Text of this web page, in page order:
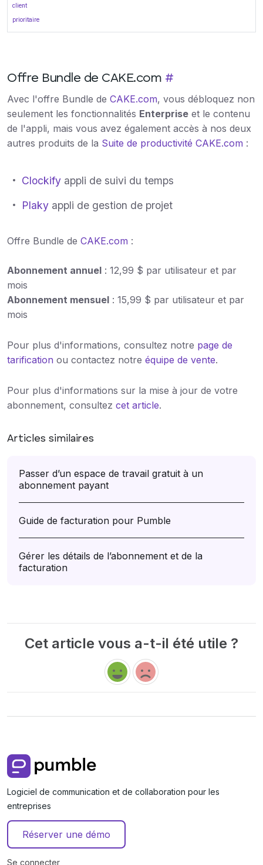
client
prioritaire
Offre Bundle de CAKE.com #
Avec l'offre Bundle de CAKE.com, vous débloquez non
seulement les fonctionnalités Enterprise et le contenu
de l'appli, mais vous avez également accès à nos deux
autres produits de la Suite de productivité CAKE.com :
Clockify appli de suivi du temps
Plaky appli de gestion de projet
Offre Bundle de CAKE.com :
Abonnement annuel : 12,99 $ par utilisateur et par
mois
Abonnement mensuel : 15,99 $ par utilisateur et par
mois
Pour plus d'informations, consultez notre page de
tarification ou contactez notre équipe de vente.
Pour plus d'informations sur la mise à jour de votre
abonnement, consultez cet article.
Articles similaires
Passer d’un espace de travail gratuit à un
abonnement payant
Guide de facturation pour Pumble
Gérer les détails de l’abonnement et de la
facturation
Cet article vous a-t-il été utile ?
Logiciel de communication et de collaboration pour les
entreprises
Réserver une démo
Se connecter